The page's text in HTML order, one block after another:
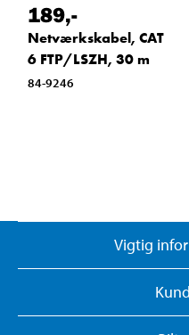
189,-
Netværkskabel, CAT
6 FTP/LSZH, 30 m
84-9246
Vigtig